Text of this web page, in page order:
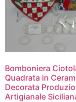
Bomboniera
Quadrata in
Decorata
Artigianale